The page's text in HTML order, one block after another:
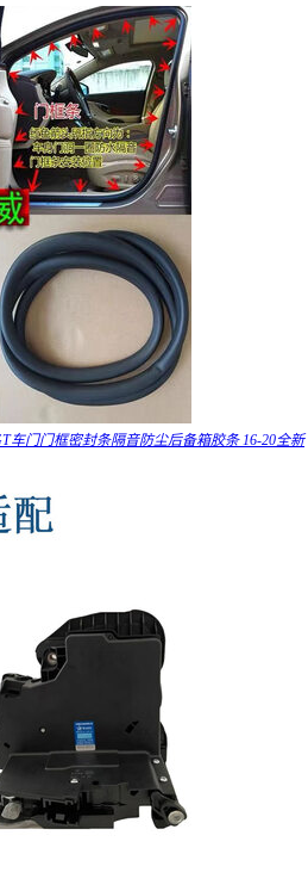
车门门框密封条隔音防尘后备箱胶条 16-20全新